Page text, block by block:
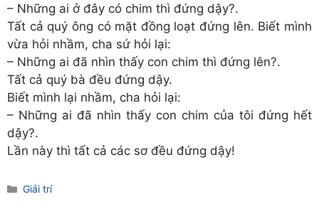
– Những ai ở đây có chim thì đứng dậy?.
Tất cả quý ông có mặt đồng loạt đứng lên. Biết mình
vừa hỏi nhầm, cha sứ hỏi lại:
– Những ai đã nhìn thấy con chim thì đứng lên?.
Tất cả quý bà đều đứng dậy.
Biết mình lại nhầm, cha hỏi lại:
– Những ai đã nhìn thấy con chim của tôi đứng hết
dậy?.
Lần này thì tất cả các sơ đều đứng dậy!
Danh
Giải trí